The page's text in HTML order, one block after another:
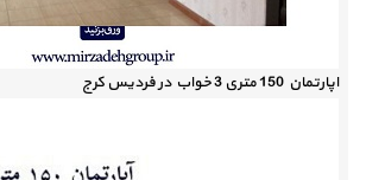
اپارتمان 150 متری 3 خواب در فردیس کرج